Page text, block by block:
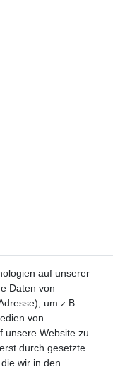
auf unserer
Daten von
um z.B.
von
unsere Website zu
durch gesetzte
wir in den